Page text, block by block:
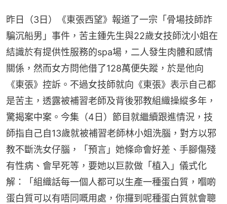
昨日（3日）《東張西望》報道了一宗「骨場技師詐
騙沉船男」事件，苦主鍾先生與22歲女技師沈小姐在
結識於有提供性服務的spa場，二人發生肉體和感情
關係，然而女方問他借了128萬便失蹤，於是他向
《東張》控訴。不過女技師就向《東張》表示自己都
是苦主，透露被補習老師及背後邪教組織操縱多年，
驚揭案中案。今集（4日）節目就繼續跟進情況，技
師指自己自13歲就被補習老師林小姐洗腦，對方以邪
教不斷洗女仔腦，「預言」她條命會好差、手腳傷殘
有性病、會早死等，要她以巨款做「植入」儀式化
解：「組織話每一個人都可以生產一種蛋白質，嗰啲
蛋白質可以有唔同嘅用處，你攞到呢種蛋白質就會聰